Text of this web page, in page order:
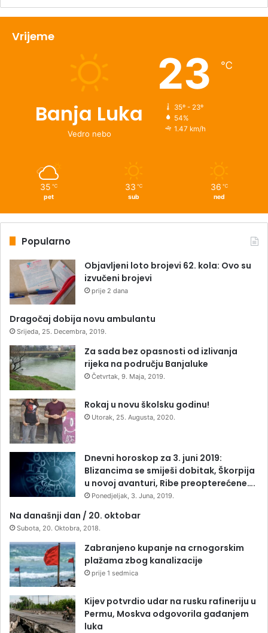
Vrijeme
Banja Luka
Vedro nebo
23 ℃
35º - 23º
54%
1.47 km/h
35 ℃
pet
33 ℃
sub
36 ℃
ned
Popularno
Objavljeni loto brojevi 62. kola: Ovo su
izvučeni brojevi
prije 2 dana
Dragočaj dobija novu ambulantu
Srijeda, 25. Decembra, 2019.
Za sada bez opasnosti od izlivanja
rijeka na području Banjaluke
Četvrtak, 9. Maja, 2019.
Rokaj u novu školsku godinu!
Utorak, 25. Augusta, 2020.
Dnevni horoskop za 3. juni 2019:
Blizancima se smiješi dobitak, Škorpija
u novoj avanturi, Ribe preopterećene….
Ponedjeljak, 3. Juna, 2019.
Na današnji dan / 20. oktobar
Subota, 20. Oktobra, 2018.
Zabranjeno kupanje na crnogorskim
plažama zbog kanalizacije
prije 1 sedmica
Kijev potvrdio udar na rusku rafineriju u
Permu, Moskva odgovorila gađanjem
luka